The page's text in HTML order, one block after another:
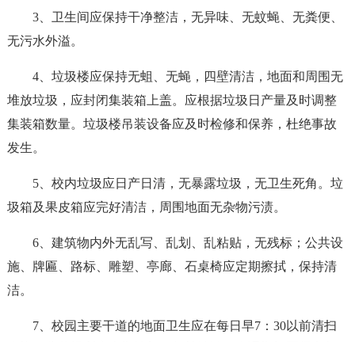
3、卫生间应保持干净整洁，无异味、无蚊蝇、无粪便、
无污水外溢。
4、垃圾楼应保持无蛆、无蝇，四壁清洁，地面和周围无
堆放垃圾，应封闭集装箱上盖。应根据垃圾日产量及时调整
集装箱数量。垃圾楼吊装设备应及时检修和保养，杜绝事故
发生。
5、校内垃圾应日产日清，无暴露垃圾，无卫生死角。垃
圾箱及果皮箱应完好清洁，周围地面无杂物污渍。
6、建筑物内外无乱写、乱划、乱粘贴，无残标；公共设
施、牌匾、路标、雕塑、亭廊、石桌椅应定期擦拭，保持清
洁。
7、校园主要干道的地面卫生应在每日早7：30以前清扫